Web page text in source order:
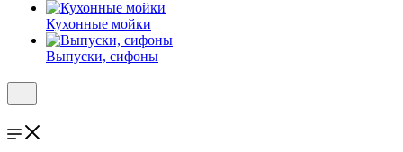
Кухонные мойки
Выпуски, сифоны